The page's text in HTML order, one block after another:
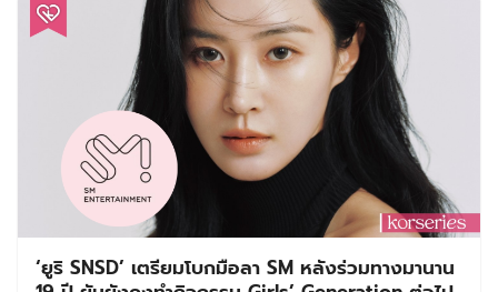
‘ยูริ SNSD’ เตรียมโบกมือลา SM หลังร่วมทางมานาน